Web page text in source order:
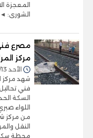
المعجزة
الشورى: ◄
مصرع
مركز
الأحد 13/يوليو/2025 - 09:34 م
شهد مركز
فني
السكة
اللواء
من مركز
النقل
محطة سكة